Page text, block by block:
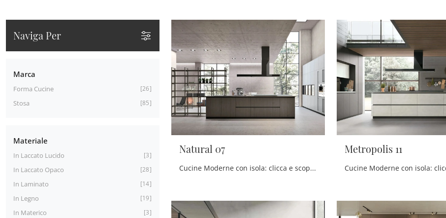
Naviga Per
Marca
Forma Cucine 26
Stosa 85
Materiale
In Laccato Lucido 3
In Laccato Opaco 28
In Laminato 14
In Legno 19
In Materico 3
Natural 07
Cucine Moderne con isola: clicca e scopri un ricco catalogo di soluzioni della firma Stosa, tra cui il modello Natural 07.
Metropolis 11